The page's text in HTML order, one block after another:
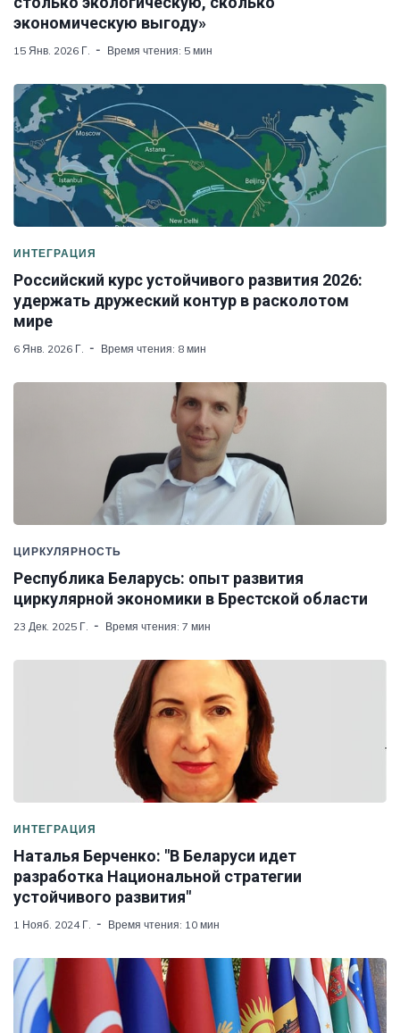
экономическую выгоду»
15 Янв. 2026 Г. Время чтения: 5 мин
ИНТЕГРАЦИЯ
Российский курс устойчивого развития 2026:
удержать дружеский контур в расколотом
мире
6 Янв. 2026 Г. Время чтения: 8 мин
ЦИРКУЛЯРНОСТЬ
Республика Беларусь: опыт развития
циркулярной экономики в Брестской области
23 Дек. 2025 Г. Время чтения: 7 мин
ИНТЕГРАЦИЯ
Наталья Берченко: "В Беларуси идет
разработка Национальной стратегии
устойчивого развития"
1 Нояб. 2024 Г. Время чтения: 10 мин